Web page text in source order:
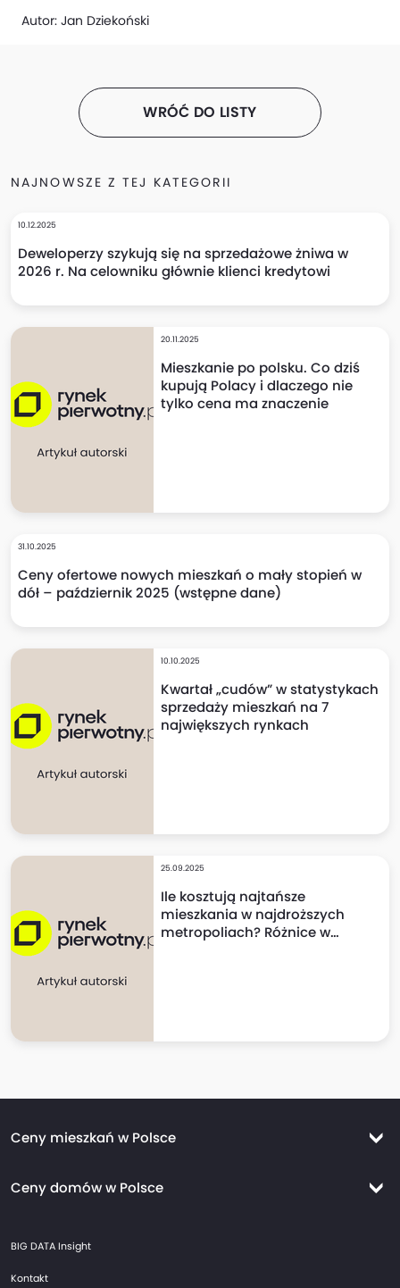
Autor: Jan Dziekoński
WRÓĆ DO LISTY
NAJNOWSZE Z TEJ KATEGORII
10.12.2025
Deweloperzy szykują się na sprzedażowe żniwa w
2026 r. Na celowniku głównie klienci kredytowi
20.11.2025
Mieszkanie po polsku. Co dziś
kupują Polacy i dlaczego nie
tylko cena ma znaczenie
31.10.2025
Ceny ofertowe nowych mieszkań o mały stopień w
dół – październik 2025 (wstępne dane)
10.10.2025
Kwartał „cudów” w statystykach
sprzedaży mieszkań na 7
największych rynkach
25.09.2025
Ile kosztują najtańsze
mieszkania w najdroższych
metropoliach? Różnice w
Ceny mieszkań w Polsce
Ceny mieszkań Kraków
Ceny domów w Polsce
Ceny domów Kraków
Ceny domów Wrocław
BIG DATA Insight
Kontakt